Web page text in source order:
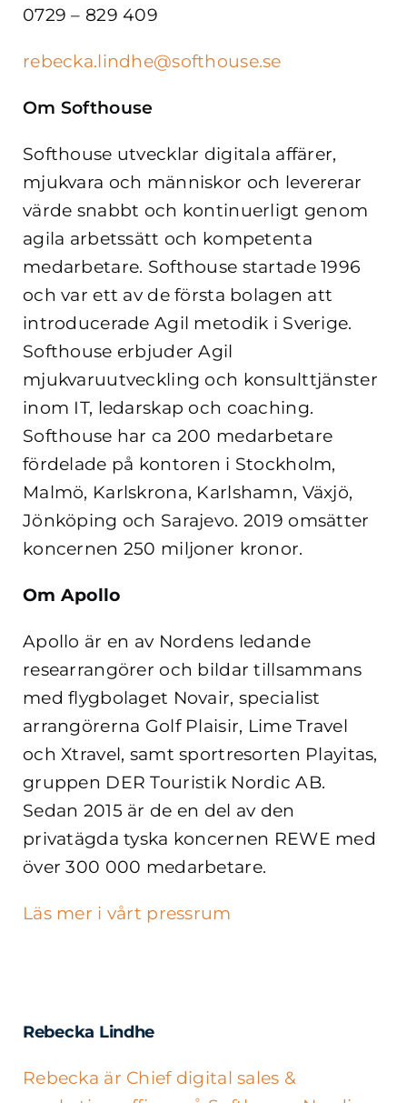
0729 – 829 409
rebecka.lindhe@softhouse.se
Om Softhouse
Softhouse utvecklar digitala affärer,
mjukvara och människor och levererar
värde snabbt och kontinuerligt genom
agila arbetssätt och kompetenta
medarbetare. Softhouse startade 1996
och var ett av de första bolagen att
introducerade Agil metodik i Sverige.
Softhouse erbjuder Agil
mjukvaruutveckling och konsulttjänster
inom IT, ledarskap och coaching.
Softhouse har ca 200 medarbetare
fördelade på kontoren i Stockholm,
Malmö, Karlskrona, Karlshamn, Växjö,
Jönköping och Sarajevo. 2019 omsätter
koncernen 250 miljoner kronor.
Om Apollo
Apollo är en av Nordens ledande
researrangörer och bildar tillsammans
med flygbolaget Novair, specialist
arrangörerna Golf Plaisir, Lime Travel
och Xtravel, samt sportresorten Playitas,
gruppen DER Touristik Nordic AB.
Sedan 2015 är de en del av den
privatägda tyska koncernen REWE med
över 300 000 medarbetare.
Läs mer i vårt pressrum
Rebecka Lindhe
Rebecka är Chief digital sales &